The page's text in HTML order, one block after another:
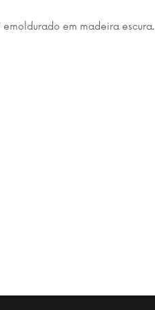
em madeira escura.